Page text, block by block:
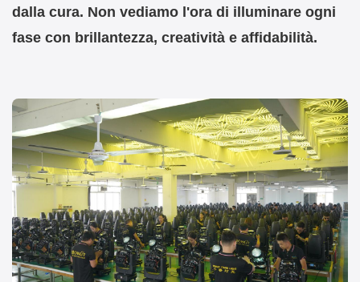
dalla cura. Non vediamo l'ora di illuminare ogni
fase con brillantezza, creatività e affidabilità.